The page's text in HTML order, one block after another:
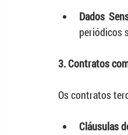
Dados
periódicos
3. Contratos
Os contratos
Cláusulas